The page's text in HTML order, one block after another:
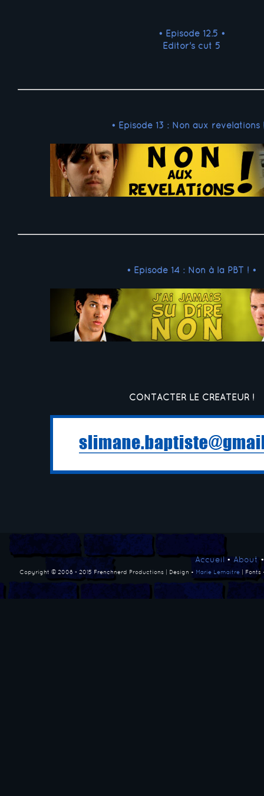
• Episode 12.5 •
Editor's cut 5
• Episode 13 : Non aux révélations
• Episode 14 : Non à la PBT ! •
CONTACTER LE CREATEUR !
Accueil• About
Copyright © 2008 - 2015 Frenchnerd Productions | Design • Marie Lemaitre | Fonts